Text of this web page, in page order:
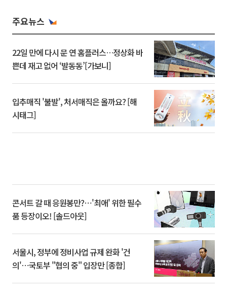
주요뉴스
22일 만에 다시 문 연 홈플러스…정상화 바
쁜데 재고 없어 ‘발동동’[가보니]
입추매직 '불발', 처서매직은 올까요? [해
시태그]
콘서트 갈 때 응원봉만?⋯'최애' 위한 필수
품 등장이오! [솔드아웃]
서울시, 정부에 정비사업 규제 완화 '건
의'⋯국토부 "협의 중" 입장만 [종합]